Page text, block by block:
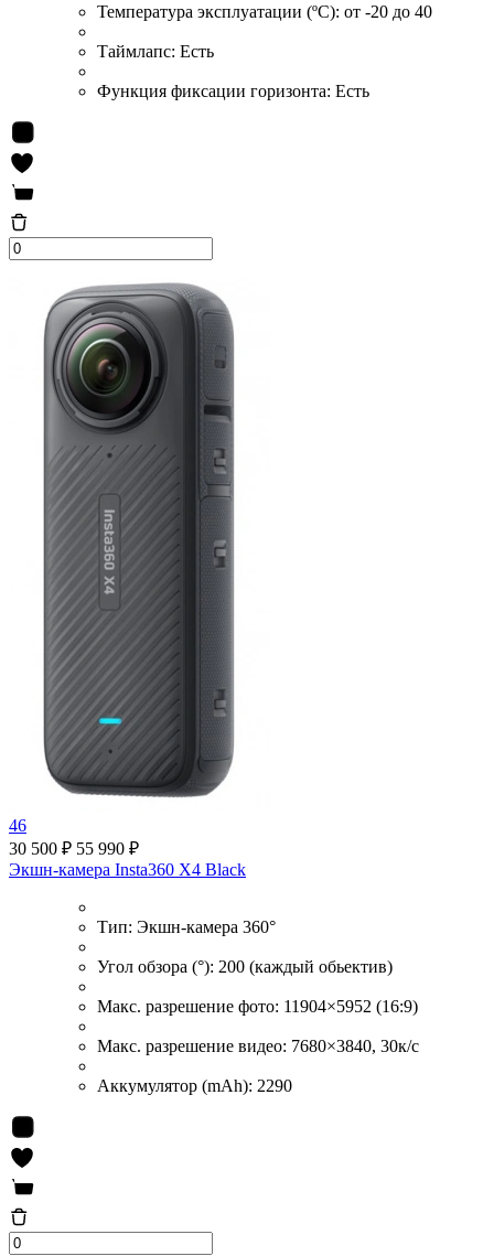
Температура эксплуатации (ºС): от -20 до 40
Таймлапс: Есть
Функция фиксации горизонта: Есть
46
30 500 ₽ 55 990 ₽
Экшн-камера Insta360 X4 Black
Тип: Экшн-камера 360°
Угол обзора (°): 200 (каждый обьектив)
Макс. разрешение фото: 11904×5952 (16:9)
Макс. разрешение видео: 7680×3840, 30к/с
Аккумулятор (mAh): 2290